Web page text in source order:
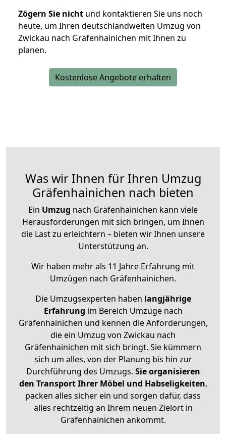
Zögern Sie nicht und kontaktieren Sie uns noch
heute, um Ihren deutschlandweiten Umzug von
Zwickau nach Gräfenhainichen mit Ihnen zu
planen.
Kostenlose Angebote erhalten
Was wir Ihnen für Ihren Umzug
Gräfenhainichen nach bieten
Ein Umzug nach Gräfenhainichen kann viele
Herausforderungen mit sich bringen, um Ihnen
die Last zu erleichtern – bieten wir Ihnen unsere
Unterstützung an.
Wir haben mehr als 11 Jahre Erfahrung mit
Umzügen nach Gräfenhainichen.
Die Umzugsexperten haben langjährige
Erfahrung im Bereich Umzüge nach
Gräfenhainichen und kennen die Anforderungen,
die ein Umzug von Zwickau nach
Gräfenhainichen mit sich bringt. Sie kümmern
sich um alles, von der Planung bis hin zur
Durchführung des Umzugs. Sie organisieren
den Transport Ihrer Möbel und Habseligkeiten,
packen alles sicher ein und sorgen dafür, dass
alles rechtzeitig an Ihrem neuen Zielort in
Gräfenhainichen ankommt.